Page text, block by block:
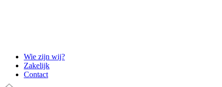
Wie zijn wij?
Zakelijk
Contact